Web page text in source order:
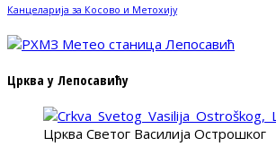
Канцеларија за Косово и Метохију
Црква у Лепосавићу
Црква Светог Василија Острошког